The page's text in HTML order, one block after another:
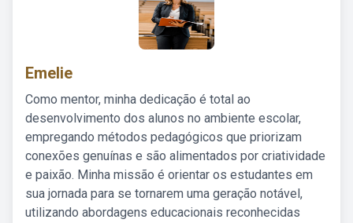
Emelie
Como mentor, minha dedicação é total ao
desenvolvimento dos alunos no ambiente escolar,
empregando métodos pedagógicos que priorizam
conexões genuínas e são alimentados por criatividade
e paixão. Minha missão é orientar os estudantes em
sua jornada para se tornarem uma geração notável,
utilizando abordagens educacionais reconhecidas